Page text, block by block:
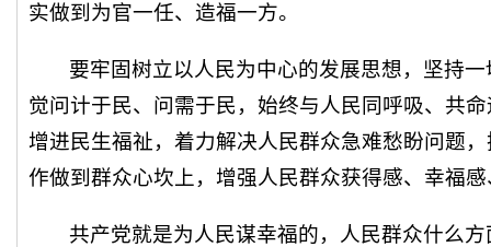
实做到为官一任、造福一方。
要牢固树立以人民为中心的发展思想，坚持
觉问计于民、问需于民，始终与人民同呼吸、共
增进民生福祉，着力解决人民群众急难愁盼问题
作做到群众心坎上，增强人民群众获得感、幸福
共产党就是为人民谋幸福的，人民群众什么